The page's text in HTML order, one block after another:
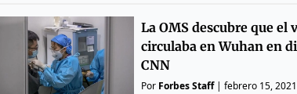
La OMS descubre que el
circulaba en Wuhan en
CNN
Por Forbes Staff| febrero 15, 2021